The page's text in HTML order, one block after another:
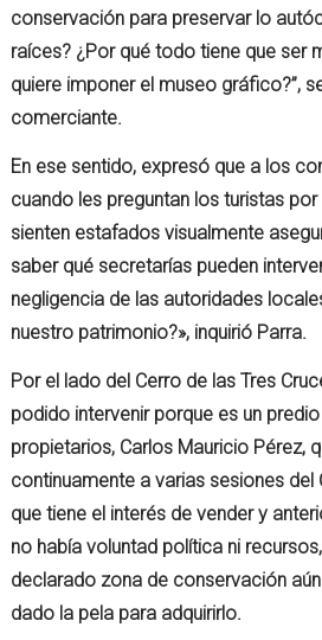
conservación para preservar lo
raíces? ¿Por qué todo tiene que ser
quiere imponer el museo gráfico?”,
comerciante.
En ese sentido, expresó que a los
cuando les preguntan los turistas
sienten estafados visualmente
saber qué secretarías pueden
negligencia de las autoridades
nuestro patrimonio?», inquirió Parra.
Por el lado del Cerro de las Tres
podido intervenir porque es un
propietarios, Carlos Mauricio Pérez,
continuamente a varias sesiones
que tiene el interés de vender y
no había voluntad política ni
declarado zona de conservación
dado la pela para adquirirlo.